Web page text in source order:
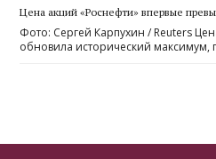
Цена акций «Роснефти» впервые
Фото: Сергей Карпухин / Reuters
обновила исторический максимум,